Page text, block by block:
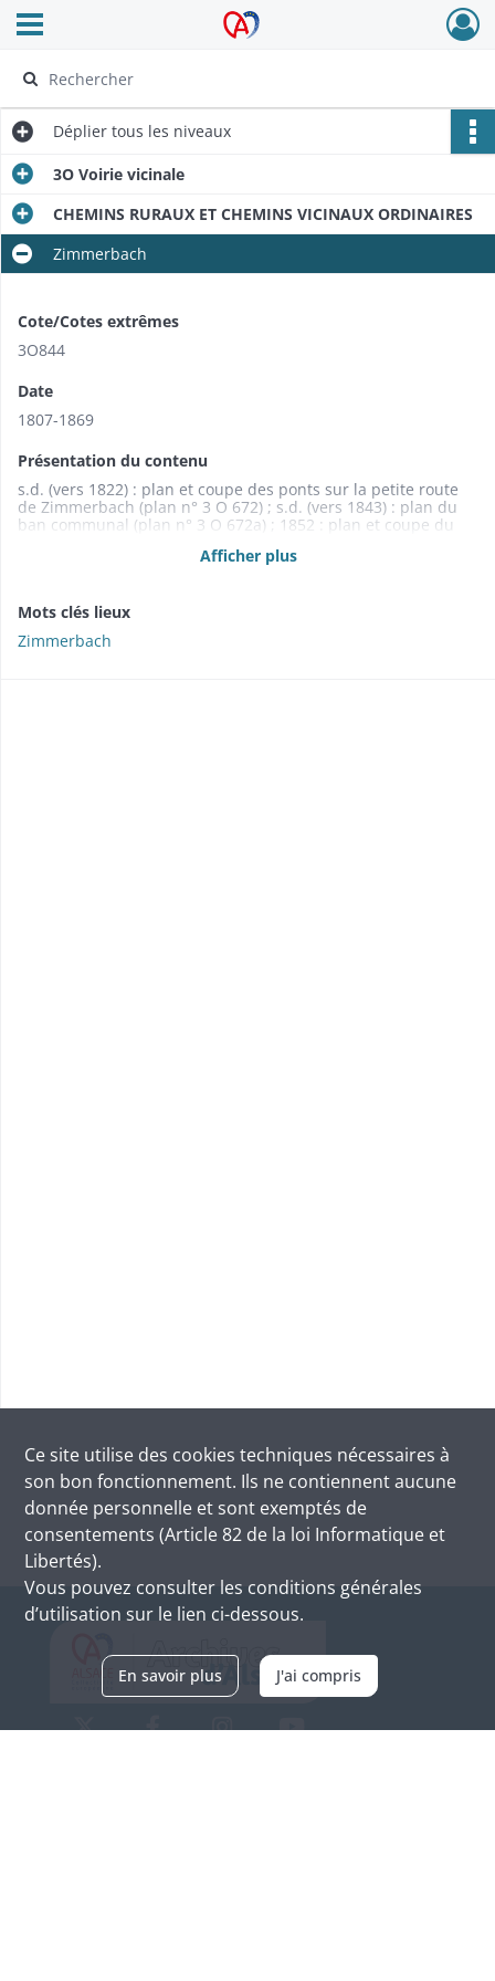
Archives Alsace - Colmar
Ouvrir le menu déroulant
Déplier tous les niveaux
3O Voirie vicinale
CHEMINS RURAUX ET CHEMINS VICINAUX ORDINAIRES
Zimmerbach
Cote/Cotes extrêmes
3O844
Date
1807-1869
Présentation du contenu
s.d. (vers 1822) : plan et coupe des ponts sur la petite route
de Zimmerbach (plan n° 3 O 672) ; s.d. (vers 1843) : plan du
ban communal (plan n° 3 O 672a) ; 1852 : plan et coupe du
communal indiquant les chemins vicinaux ordinaires et
Afficher plus
Mots clés lieux
Zimmerbach
Ce site utilise des cookies techniques nécessaires à
son bon fonctionnement. Ils ne contiennent aucune
donnée personnelle et sont exemptés de
consentements (Article 82 de la loi Informatique et
Libertés).
Vous pouvez consulter les conditions générales
d’utilisation sur le lien ci-dessous.
En savoir plus J'ai compris